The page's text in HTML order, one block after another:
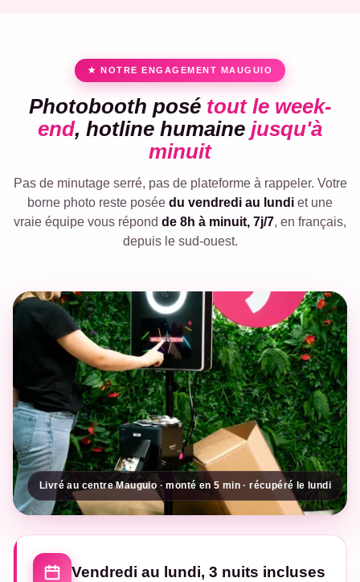
★ NOTRE ENGAGEMENT MAUGUIO
Photobooth posé tout le week-
end, hotline humaine jusqu'à
minuit
Pas de minutage serré, pas de plateforme à rappeler. Votre
borne photo reste posée du vendredi au lundi et une
vraie équipe vous répond de 8h à minuit, 7j/7, en français,
depuis le sud-ouest.
Livré au centre Mauguio · monté en 5 min · récupéré le lundi
Vendredi au lundi, 3 nuits incluses